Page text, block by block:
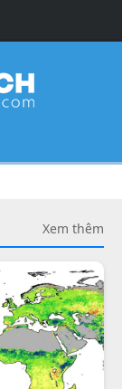
Xem thêm